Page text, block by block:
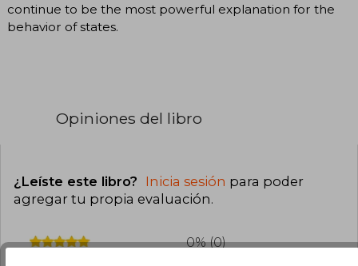
continue to be the most powerful explanation for the
behavior of states.
Opiniones del libro
¿Leíste este libro? Inicia sesión para poder
agregar tu propia evaluación.
0% (0)